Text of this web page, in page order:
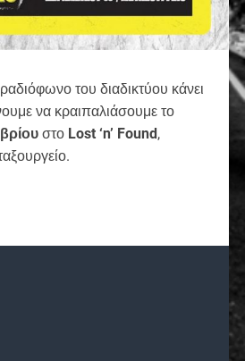
του διαδικτύου κάνει
να κραιπαλιάσουμε το
στο Lost ‘n’ Found,